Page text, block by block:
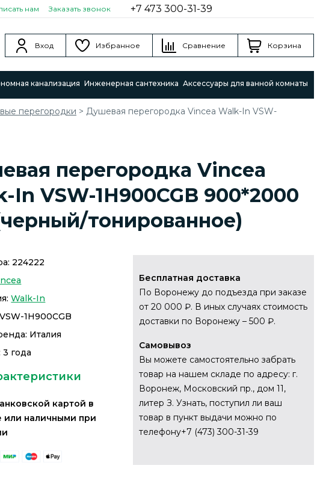
нам Заказать звонок +7 473 300-31-39
Вход Избранное Сравнение Корзина
канализация Инженерная сантехника Аксессуары для ванной комнаты
перегородки > Душевая перегородка Vincea Walk-In VSW-
перегородка Vincea
In VSW-1H900CGB 900*2000
тонированное)
224222
Walk-In
VSW-1H900CGB
Италия
3 года
картой в
или наличными при
Бесплатная доставка
По Воронежу до подъезда при заказе
от 20 000 ₽. В иных случаях стоимость
доставки по Воронежу – 500 ₽.
Самовывоз
Вы можете самостоятельно забрать
товар на нашем складе по адресу: г.
Воронеж, Московский пр., дом 11,
литер З. Узнать, поступил ли ваш
товар в пункт выдачи можно по
телефону+7 (473) 300-31-39